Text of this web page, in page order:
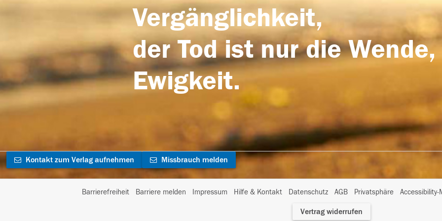
Vergänglichkeit,
der Tod ist nur die
Ewigkeit.
Kontakt zum Verlag aufnehmen Missbrauch melden
Barrierefreiheit Barriere melden Impressum Hilfe & Kontakt Datenschutz AGB Privatsphäre
I
Vertrag widerrufen